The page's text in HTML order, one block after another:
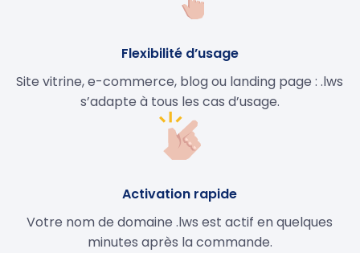
Flexibilité d’usage
Site vitrine, e-commerce, blog ou landing page : .lws
s’adapte à tous les cas d’usage.
Activation rapide
Votre nom de domaine .lws est actif en quelques
minutes après la commande.